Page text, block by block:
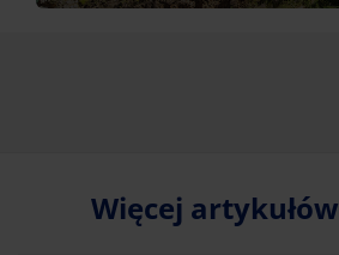
Więcej